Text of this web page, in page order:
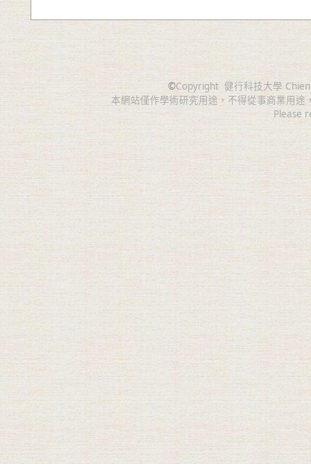
©Copyright健行科技大學
本網站僅作學術研究用途，不得從事商業用
Please